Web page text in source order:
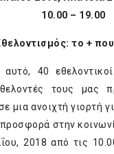
10.00 – 19.00
το + που
40
τους μας
μια ανοιχτή γιορτή
προσφορά στην
2018 από τις